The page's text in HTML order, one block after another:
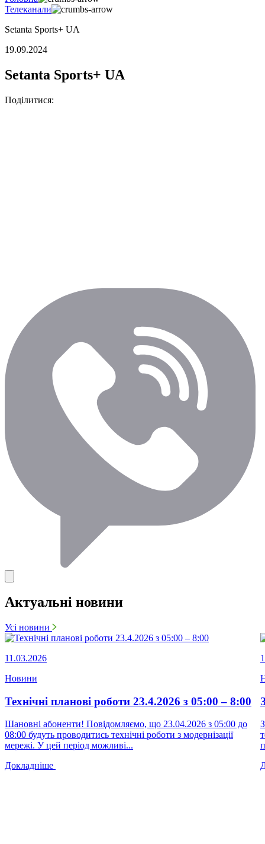
Телеканали
Setanta Sports+ UA
19.09.2024
Setanta Sports+ UA
Поділитися:
Актуальні новини
Усі новини
11.03.2026
Новини
Технічні планові роботи 23.4.2026 з 05:00 – 8:00
Шановні абоненти! Повідомляємо, що 23.04.2026 з 05:00 до
08:00 будуть проводитись технічні роботи з модернізації
мережі. У цей період можливі...
Докладніше